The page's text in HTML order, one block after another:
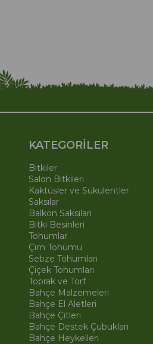
KATEGORİLER
Bitkiler
Salon Bitkileri
Kaktüsler ve Sukulentler
Saksılar
Balkon Saksıları
Bitki Besinleri
Tohumlar
Çim Tohumu
Sebze Tohumları
Çiçek Tohumları
Toprak ve Torf
Bahçe Malzemeleri
Bahçe El Aletleri
Bahçe Çitleri
Bahçe Destek Çubukları
Bahçe Heykelleri